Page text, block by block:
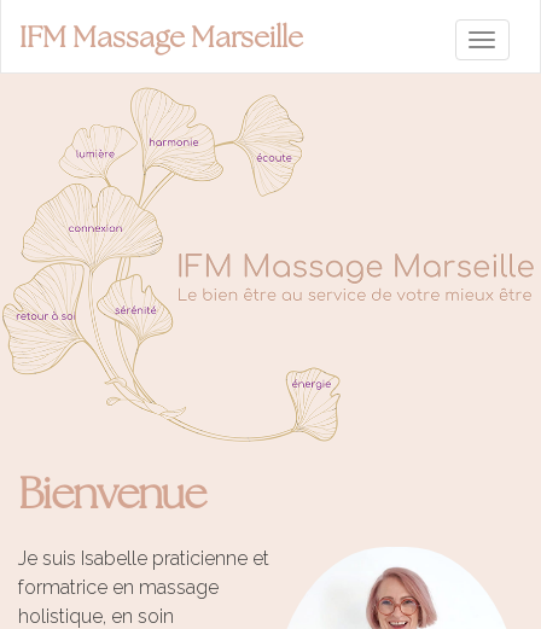
IFM Massage Marseille
Bienvenue
Je suis Isabelle praticienne et
formatrice en massage
holistique, en soin